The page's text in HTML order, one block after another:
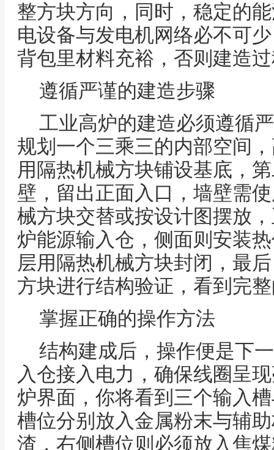
整方块方向，同时，稳定的
电设备与发电机网络必不可
背包里材料充裕，否则建造
遵循严谨的建造步骤
工业高炉的建造必须遵循
规划一个三乘三的内部空间
用隔热机械方块铺设基底，
壁，留出正面入口，墙壁需
械方块交替或按设计图摆放
炉能源输入仓，侧面则安装
层用隔热机械方块封闭，最
方块进行结构验证，看到完
掌握正确的操作方法
结构建成后，操作便是下
入仓接入电力，确保线圈呈
炉界面，你将看到三个输入
槽位分别放入金属粉末与辅
渣，右侧槽位则必须放入焦